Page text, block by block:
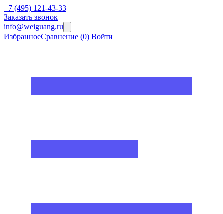
+7 (495) 121-43-33
Заказать звонок
info@weiguang.ru
ИзбранноеСравнение (0) Войти